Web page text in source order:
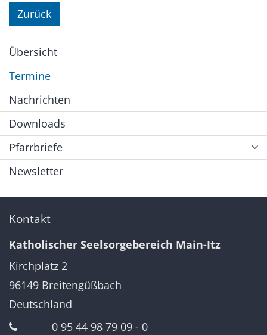
Zurück
Übersicht
Termine
Nachrichten
Downloads
Pfarrbriefe
Newsletter
Kontakt
Katholischer Seelsorgebereich Main-Itz
Kirchplatz 2
96149 Breitengüßbach
Deutschland
0 95 44 98 79 09 - 0